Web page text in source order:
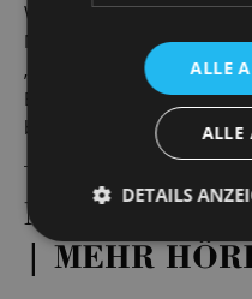
Weimarer Republik sich
Mal zu Modetänzen wie
„Känguru“, um nur einen
Ernennung Adolf Hitlers
brutalen Ende entgegen zu
MEHR
| MEHR
ALLE
ALLE
DETAILS